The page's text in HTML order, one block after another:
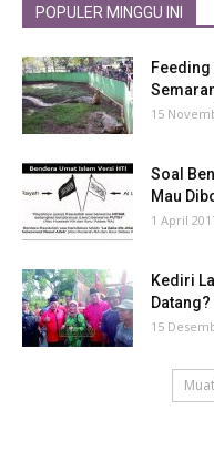
POPULER MINGGU INI
15
Soal
Mau
1 April
Kediri
15